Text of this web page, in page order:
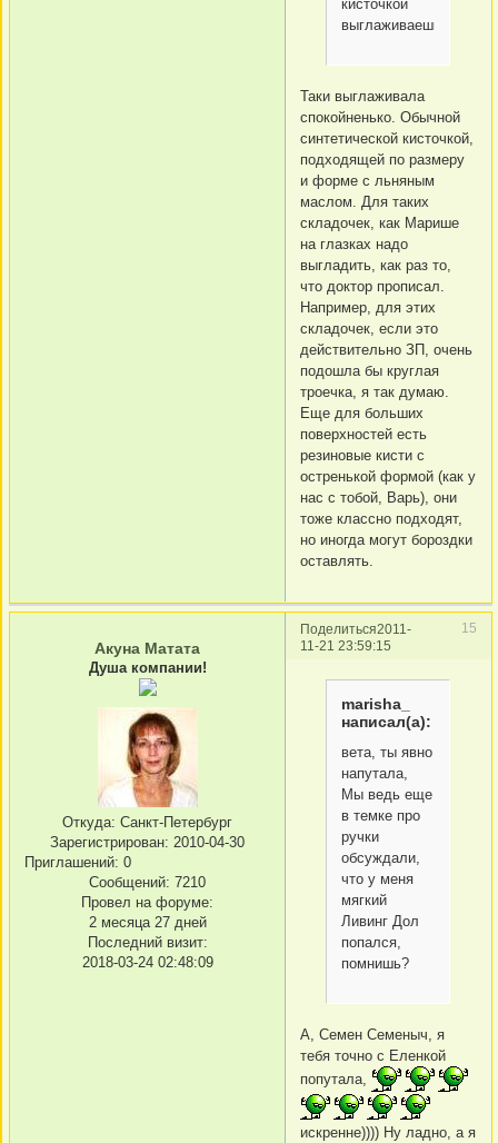
кисточкой
выглаживаешь?
Таки выглаживала
спокойненько. Обычной
синтетической кисточкой,
подходящей по размеру
и форме с льняным
маслом. Для таких
складочек, как Марише
на глазках надо
выгладить, как раз то,
что доктор прописал.
Например, для этих
складочек, если это
действительно ЗП, очень
подошла бы круглая
троечка, я так думаю.
Еще для больших
поверхностей есть
резиновые кисти с
остренькой формой (как у
нас с тобой, Варь), они
тоже классно подходят,
но иногда могут бороздки
оставлять.
Поделиться 15
2011-
11-21 23:59:15
Акуна Матата
Душа компании!
Откуда: Санкт-Петербург
Зарегистрирован: 2010-04-30
Приглашений: 0
Сообщений: 7210
Провел на форуме:
2 месяца 27 дней
Последний визит:
2018-03-24 02:48:09
marisha_
написал(а):
вета, ты явно
напутала,
Мы ведь еще
в темке про
ручки
обсуждали,
что у меня
мягкий
Ливинг Дол
попался,
помнишь?
А, Семен Семеныч, я
тебя точно с Еленкой
попутала,
искренне)))) Ну ладно, а я